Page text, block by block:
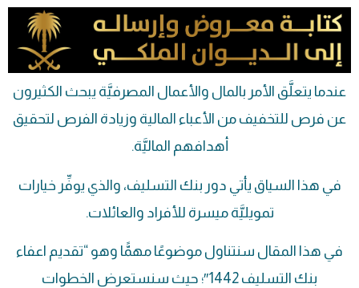
عندما يتعلَّق الأمر بالمال والأعمال المصرفيَّة يبحث الكثيرون
عن فرص للتخفيف من الأعباء المالية وزيادة الفرص لتحقيق
أهدافهم الماليَّة.
في هذا السياق يأتي دور بنك التسليف، والذي يوفِّر خيارات
تمويليَّة ميسرة للأفراد والعائلات.
في هذا المقال سنتناول موضوعًا مهمًّا وهو “تقديم اعفاء
بنك التسليف 1442″؛ حيث سنستعرض الخطوات